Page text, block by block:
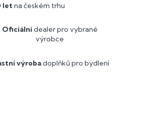
letna českém trhu
Oficiálnídealer pro vybrané
výrobce
výrobadoplňků pro bydlení